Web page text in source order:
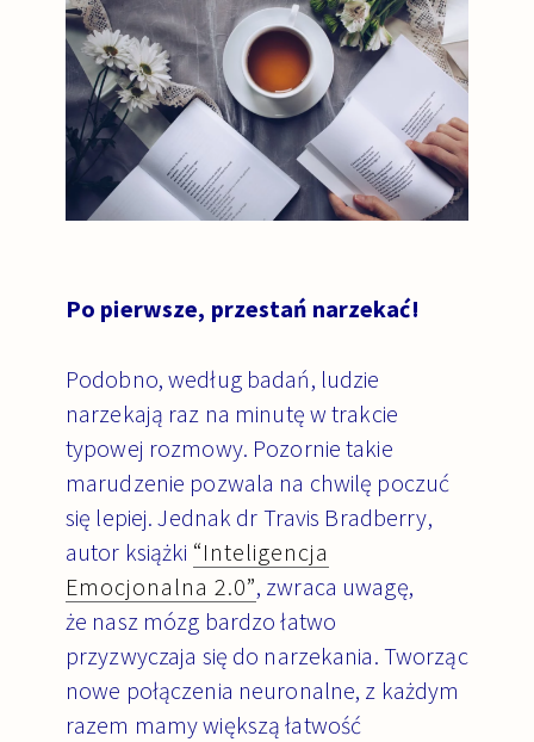
Po pierwsze, przestań narzekać!
Podobno, według badań, ludzie
narzekają raz na minutę w trakcie
typowej rozmowy. Pozornie takie
marudzenie pozwala na chwilę poczuć
się lepiej.Jednak dr Travis Bradberry,
autor książki “Inteligencja
Emocjonalna 2.0”, zwraca uwagę,
że nasz mózg bardzo łatwo
przyzwyczaja się do narzekania. Tworząc
nowe połączenia neuronalne, z każdym
razem mamy większą łatwość